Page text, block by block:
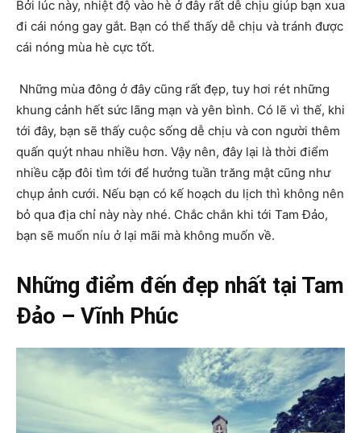
Bởi lúc này, nhiệt độ vào hè ở đây rất dễ chịu giúp bạn xua
đi cái nóng gay gắt. Bạn có thể thấy dễ chịu và tránh được
cái nóng mùa hè cực tốt.
Những mùa đông ở đây cũng rất đẹp, tuy hơi rét những
khung cảnh hết sức lãng mạn và yên bình. Có lẽ vì thế, khi
tới đây, bạn sẽ thấy cuộc sống dễ chịu và con người thêm
quấn quýt nhau nhiều hơn. Vậy nên, đây lại là thời điểm
nhiều cặp đôi tìm tới để hưởng tuần trăng mật cũng như
chụp ảnh cưới. Nếu bạn có kế hoạch du lịch thì không nên
bỏ qua địa chỉ này này nhé. Chắc chắn khi tới Tam Đảo,
bạn sẽ muốn níu ở lại mãi mà không muốn về.
Những điểm đến đẹp nhất tại Tam
Đảo – Vĩnh Phúc